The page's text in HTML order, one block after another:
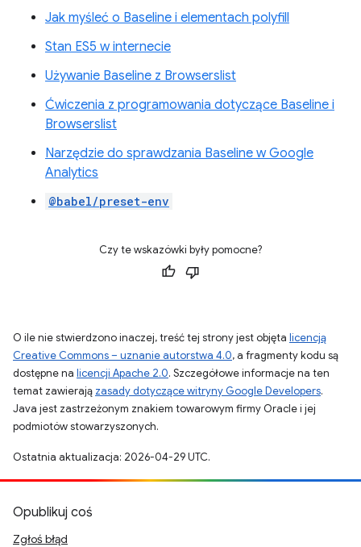
Jak myśleć o Baseline i elementach polyfill
Stan ES5 w internecie
Używanie Baseline z Browserslist
Ćwiczenia z programowania dotyczące Baseline i
Browserslist
Narzędzie do sprawdzania Baseline w Google
Analytics
@babel/preset-env
Czy te wskazówki były pomocne?
O ile nie stwierdzono inaczej, treść tej strony jest objęta licencją
Creative Commons – uznanie autorstwa 4.0, a fragmenty kodu są
dostępne na licencji Apache 2.0. Szczegółowe informacje na ten
temat zawierają zasady dotyczące witryny Google Developers.
Java jest zastrzeżonym znakiem towarowym firmy Oracle i jej
podmiotów stowarzyszonych.
Ostatnia aktualizacja: 2026-04-29 UTC.
Opublikuj coś
Zgłoś błąd